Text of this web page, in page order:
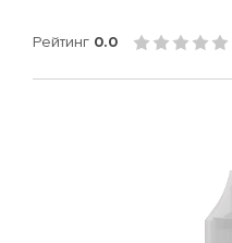
Рейтинг 0.0